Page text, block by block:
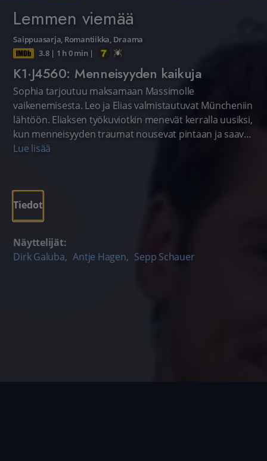
Lemmen viemää
Saippuasarja, Romantiikka, Draama
3.8| 1 h 0 min |
K1·J4560: Menneisyyden kaikuja
Sophia tarjoutuu maksamaan Massimolle
vaikenemisesta. Leo ja Elias valmistautuvat Müncheniin
lähtöön. Eliaksen työkuviotkin menevät kerralla uusiksi,
kun menneisyyden traumat nousevat pintaan ja saavat
aikaan rajun reaktion.
Lue lisää
Tiedot
Näyttelijät:
Dirk Galuba, Antje Hagen, Sepp Schauer